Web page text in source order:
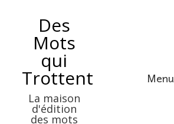
contenu
Des
Mots
qui
Trottent
La maison
d'édition
des mots
Menu